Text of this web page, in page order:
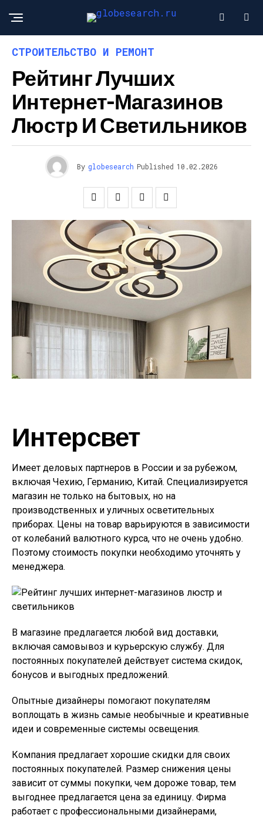
СТРОИТЕЛЬСТВО И РЕМОНТ
Рейтинг Лучших
Интернет-Магазинов
Люстр И Светильников
By globesearch Published 10.02.2026
Интерсвет
Имеет деловых партнеров в России и за рубежом,
включая Чехию, Германию, Китай. Специализируется
магазин не только на бытовых, но на
производственных и уличных осветительных
приборах. Цены на товар варьируются в зависимости
от колебаний валютного курса, что не очень удобно.
Поэтому стоимость покупки необходимо уточнять у
менеджера.
В магазине предлагается любой вид доставки,
включая самовывоз и курьерскую службу. Для
постоянных покупателей действует система скидок,
бонусов и выгодных предложений.
Опытные дизайнеры помогают покупателям
воплощать в жизнь самые необычные и креативные
идеи и современные системы освещения.
Компания предлагает хорошие скидки для своих
постоянных покупателей. Размер снижения цены
зависит от суммы покупки, чем дороже товар, тем
выгоднее предлагается цена за единицу. Фирма
работает с профессиональными дизайнерами,